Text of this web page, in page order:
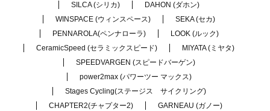
SILCA (シリカ)
DAHON (ダホン)
WINSPACE (ウィンスペース)
SEKA (セカ)
PENNAROLA(ペンナローラ)
LOOK (ルック)
CeramicSpeed (セラミックスピード)
MIYATA (ミヤタ)
SPEEDVARGEN (スピードバーゲン)
power2max (パワーツー マックス)
Stages Cycling(ステージス サイクリング)
CHAPTER2(チャプター2)
GARNEAU (ガノー)